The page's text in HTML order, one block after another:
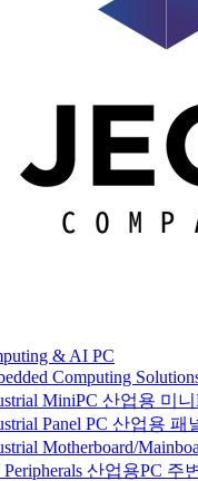
& AI PC
Computing
MiniPC 산업용 미니
Panel PC 산업용 패
Motherboard/
Peripherals 산업용PC 주